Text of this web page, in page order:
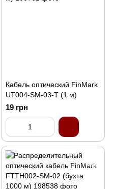
Кабель оптический FinMark
UT004-SM-03-T (1 м)
19 грн